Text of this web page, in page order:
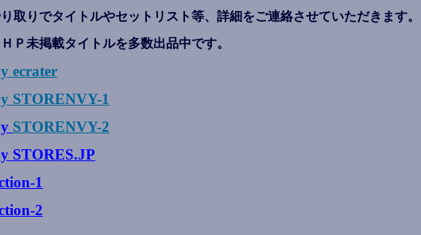
取りでタイトルやセットリスト等、詳細をご連絡させていただきます。
Ｐ未掲載タイトルを多数出品中です。
ecrater
STORENVY-1
STORENVY-2
STORES.JP
-1
2